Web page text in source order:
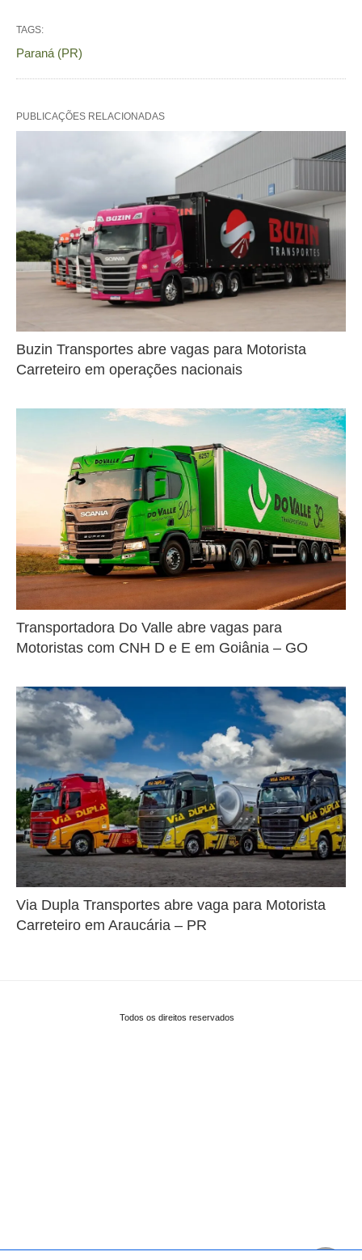
TAGS:
Paraná (PR)
PUBLICAÇÕES RELACIONADAS
Buzin Transportes abre vagas para Motorista
Carreteiro em operações nacionais
Transportadora Do Valle abre vagas para
Motoristas com CNH D e E em Goiânia – GO
Via Dupla Transportes abre vaga para Motorista
Carreteiro em Araucária – PR
Todos os direitos reservados